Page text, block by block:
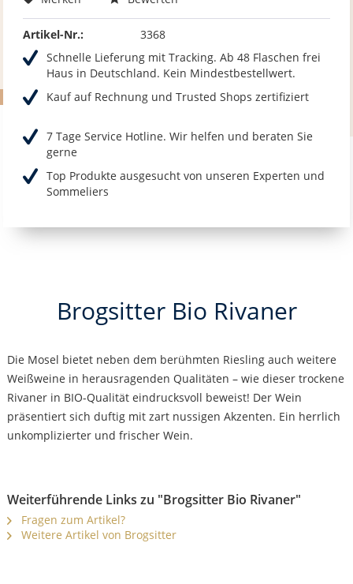
Artikel-Nr.:
3368
Schnelle Lieferung mit Tracking. Ab 48 Flaschen frei
Haus in Deutschland. Kein Mindestbestellwert.
Kauf auf Rechnung und Trusted Shops zertifiziert
7 Tage Service Hotline. Wir helfen und beraten Sie
gerne
Top Produkte ausgesucht von unseren Experten und
Sommeliers
Brogsitter Bio Rivaner
Die Mosel bietet neben dem berühmten Riesling auch weitere
Weißweine in herausragenden Qualitäten – wie dieser trockene
Rivaner in BIO-Qualität eindrucksvoll beweist! Der Wein
präsentiert sich duftig mit zart nussigen Akzenten. Ein herrlich
unkomplizierter und frischer Wein.
Weiterführende Links zu "Brogsitter Bio Rivaner"
Fragen zum Artikel?
Weitere Artikel von Brogsitter